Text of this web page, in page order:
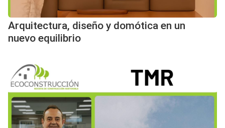
Arquitectura, diseño y domótica en un
nuevo equilibrio